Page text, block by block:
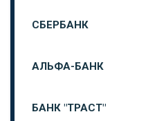
СБЕРБАНК
АЛЬФА-БАНК
БАНК "ТРАСТ"